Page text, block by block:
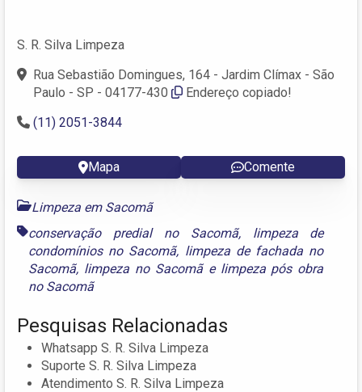
S. R. Silva Limpeza
Rua Sebastião Domingues, 164 - Jardim Clímax - São
Paulo - SP - 04177-430
Endereço copiado!
(11) 2051-3844
Mapa Comente
Limpeza em Sacomã
conservação predial no Sacomã, limpeza de
condomínios no Sacomã, limpeza de fachada no
Sacomã, limpeza no Sacomãe limpeza pós obra
no Sacomã
Pesquisas Relacionadas
Whatsapp S. R. Silva Limpeza
Suporte S. R. Silva Limpeza
Atendimento S. R. Silva Limpeza